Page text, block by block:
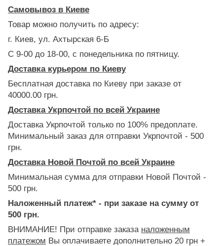
Самовывоз в Киеве
Товар можно получить по адресу:
г. Киев, ул. Ахтырская 6-Б
С 9-00 до 18-00, с понедельника по пятницу.
Доставка курьером по Киеву
Бесплатная доставка по Киеву при заказе от
40000.00 грн.
Доставка Укрпочтой по всей Украине
Доставка Укрпочтой только по 100% предоплате.
Минимальный заказ для отправки Укрпочтой - 500
грн.
Доставка Новой Почтой по всей Украине
Минимальная сумма для отправки Новой Почтой -
500 грн.
Наложенный платеж* - при заказе на сумму от
500 грн.
ВНИМАНИЕ! При отправке заказа наложенным
платежом Вы оплачиваете дополнительно 20 грн +